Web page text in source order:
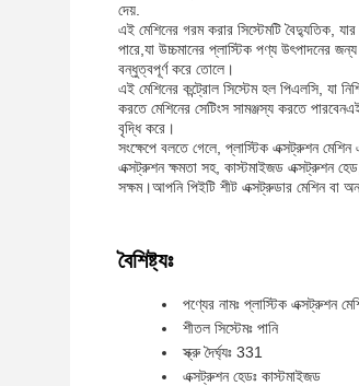
দেয়.
এই মেশিনের গরম করার সিস্টেমটি বৈদ্যুতিক,
পারে,যা উচ্চমানের প্লাস্টিক পণ্য উৎপাদনের
বন্ধুত্বপূর্ণ করে তোলে।
এই মেশিনের কন্ট্রোল সিস্টেম হল পিএলসি, যা
করতে মেশিনের সেটিংস সামঞ্জস্য করতে
বৃদ্ধি করে।
সংক্ষেপে বলতে গেলে, প্লাস্টিক এক্সট্রুশন
এক্সট্রুশন ক্ষমতা সহ, কাস্টমাইজড এক্সট্রুশন
সক্ষম।আপনি পিইটি শীট এক্সট্রুডার মেশিন বা
বৈশিষ্ট্যঃ
পণ্যের নামঃ প্লাস্টিক এক্সট্রুশন
শীতল সিস্টেমঃ পানি
স্ক্রু দৈর্ঘ্যঃ 331
এক্সট্রুশন হেডঃ কাস্টমাইজড